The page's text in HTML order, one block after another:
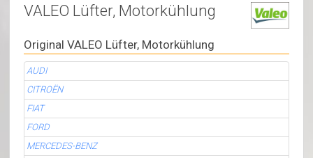
VALEO Lüfter, Motorkühlung
Original VALEO Lüfter, Motorkühlung
AUDI
CITROËN
FIAT
FORD
MERCEDES-BENZ